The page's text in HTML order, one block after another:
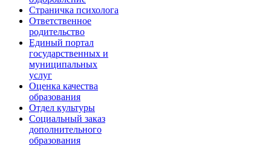
Страничка психолога
Ответственное
родительство
Единый портал
государственных и
муниципальных
услуг
Оценка качества
образования
Отдел культуры
Социальный заказ
дополнительного
образования